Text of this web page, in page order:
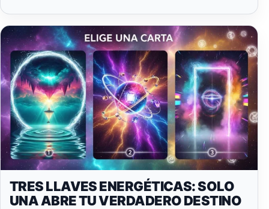
TRES LLAVES ENERGÉTICAS: SOLO
UNA ABRE TU VERDADERO DESTINO